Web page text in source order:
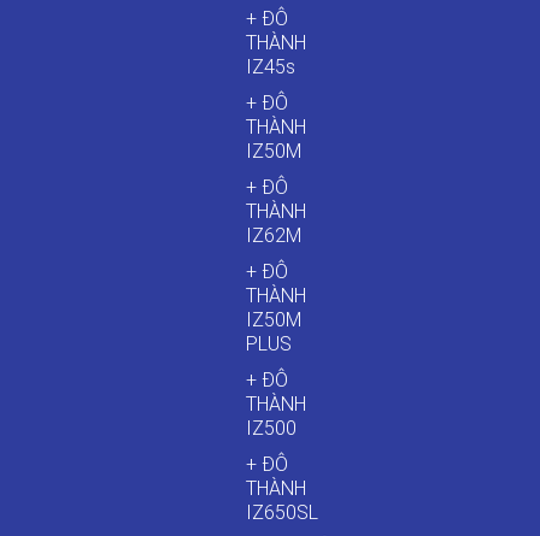
+ ĐÔ
THÀNH
IZ45s
+ ĐÔ
THÀNH
IZ50M
+ ĐÔ
THÀNH
IZ62M
+ ĐÔ
THÀNH
IZ50M
PLUS
+ ĐÔ
THÀNH
IZ500
+ ĐÔ
THÀNH
IZ650SL